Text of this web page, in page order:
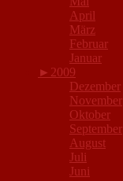
April
März
Februar
Januar
► 2009
Dezember
November
Oktober
September
August
Juli
Juni